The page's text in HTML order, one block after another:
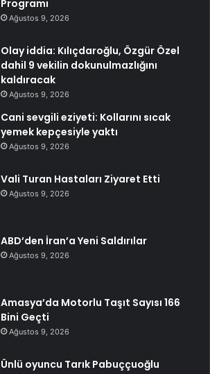
Programı
Ağustos 9, 2026
Olay iddia: Kılıçdaroğlu, Özgür Özel
dahil 9 vekilin dokunulmazlığını
kaldıracak
Ağustos 9, 2026
Cani sevgili eziyeti: Kollarını sıcak
yemek kepçesiyle yaktı
Ağustos 9, 2026
Vali Turan Hastaları Ziyaret Etti
Ağustos 9, 2026
ABD’den İran’a Yeni Saldırılar
Ağustos 9, 2026
Amasya’da Motorlu Taşıt Sayısı 166
Bini Geçti
Ağustos 9, 2026
Ünlü oyuncu Tarık Pabuççuoğlu